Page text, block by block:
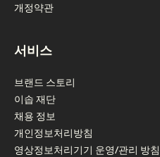
개정약관
서비스
브랜드 스토리
이솝 재단
채용 정보
개인정보처리방침
영상정보처리기기 운영/관리 방침